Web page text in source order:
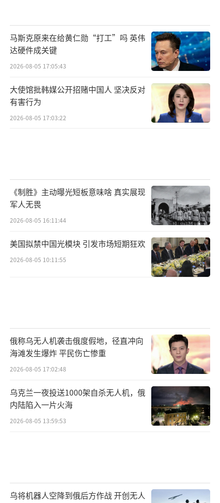
马斯克原来在给黄仁勋“打工”吗 英伟
达硬件成关键
2026-08-05 17:05:43
大使馆批韩媒公开招赌中国人 坚决反对
有害行为
2026-08-05 17:03:22
《制胜》主动曝光短板意味啥 真实展现
军人无畏
2026-08-05 16:11:44
美国拟禁中国光模块 引发市场短期狂欢
2026-08-05 10:11:55
俄称乌无人机袭击俄度假地，径直冲向
海滩发生爆炸 平民伤亡惨重
2026-08-05 17:02:48
乌克兰一夜投送1000架自杀无人机，俄
内陆陷入一片火海
2026-08-05 13:59:53
乌将机器人空降到俄后方作战 开创无人